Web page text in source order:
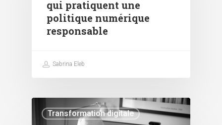
qui pratiquent une
politique numérique
responsable
Sabrina Eleb
Transformation digitale